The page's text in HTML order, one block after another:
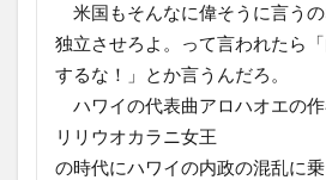
米国もそんなに偉そうに言う
独立させろよ。って言われたら
するな！」とか言うんだろ。
ハワイの代表曲アロハオエの
リリウオカラニ女王
の時代にハワイの内政の混乱に